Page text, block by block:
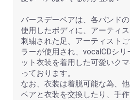
バースデーベアは、各バンド
使用したボディに、アーティ
刺繍された足、アーティスト
ラーが使用され、vocalCDシ
ット衣装を着用した可愛いク
っております。
なお、衣装は着脱可能な為、
ベアと衣装を交換したり、手